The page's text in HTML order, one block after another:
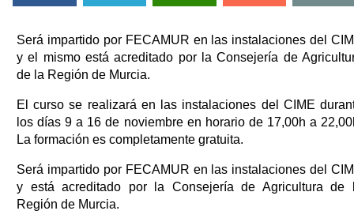
Será impartido por FECAMUR en las instalaciones del
y el mismo está acreditado por la Consejería de
de la Región de Murcia.
El curso se realizará en las instalaciones del CIME
los días 9 a 16 de noviembre en horario de 17,00h a
La formación es completamente gratuita.
Será impartido por FECAMUR en las instalaciones del
y está acreditado por la Consejería de Agricultura de
Región de Murcia.